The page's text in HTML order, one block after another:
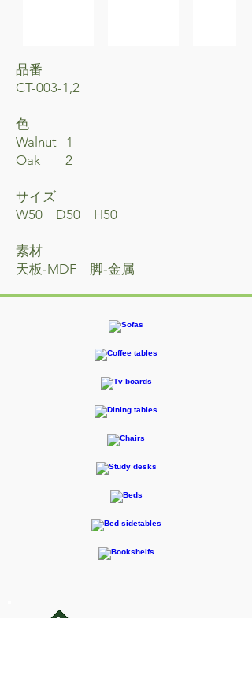
品番
CT-003-1,2
​色
Walnut 1
Oak 2
サイズ
W50 D50 H50
素材
天板‐MDF 脚‐金属